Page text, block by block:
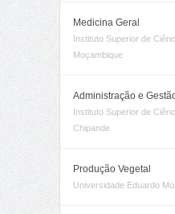
Medicina Geral
Instituto Superior de
Moçambique
Administração e
Instituto Superior de
Chipande
Produção Vegetal
Universidade Eduardo